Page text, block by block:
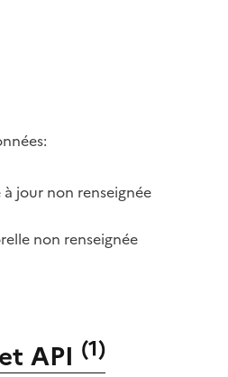
jour non renseignée
non renseignée
API (1)